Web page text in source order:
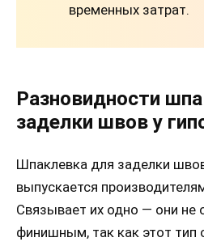
временных затрат.
Разновидности
заделки швов у
Шпаклевка для заделки
выпускается
Связывает их одно — они не
финишным, так как этот тип